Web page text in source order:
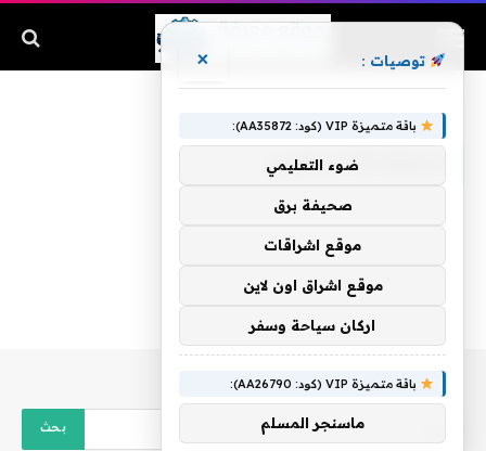
توصيات : ×
باقة متميزة VIP (كود: AA35872):
ضوء التعليمي
صحيفة برق
موقع اشراقات
موقع اشراق اون لاين
اركان سياحة وسفر
باقة متميزة VIP (كود: AA26790):
ماسنجر المسلم